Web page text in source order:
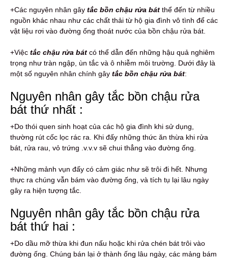
+Các nguyên nhân gây tắc bồn chậu rửa bát thể đến từ nhiều
nguồn khác nhau như các chất thải từ hộ gia đình vô tình để các
vật liệu rơi vào đường ống thoát nước của bồn chậu rửa bát.
+Việc tắc chậu rửa bát có thể dẫn đến những hậu quả nghiêm
trọng như tràn ngập, ùn tắc và ô nhiễm môi trường. Dưới đây là
một số nguyên nhân chính gây tắc bồn chậu rửa bát:
Nguyên nhân gây tắc bồn chậu rửa
bát thứ nhất :
+Do thói quen sinh hoạt của các hộ gia đình khi sử dụng,
thường rút cốc lọc rác ra. Khi đấy những thức ăn thừa khi rửa
bát, rửa rau, vỏ trứng .v.v.v sẽ chui thẳng vào đường ống.
+Những mảnh vụn đấy có cảm giác như sẽ trôi đi hết. Nhưng
thực ra chúng vẫn bám vào đường ống, và tích tụ lại lâu ngày
gây ra hiện tượng tắc.
Nguyên nhân gây tắc bồn chậu rửa
bát thứ hai :
+Do dầu mỡ thừa khi đun nấu hoặc khi rửa chén bát trôi vào
đường ống. Chúng bán lại ở thành ống lâu ngày, các mảng bám